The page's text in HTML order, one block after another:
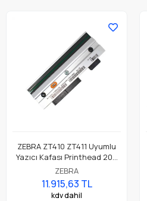
ZEBRA ZT410 ZT411 Uyumlu
Yazıcı Kafası Printhead 203
Dpi Parça No: P1058930-009
ZEBRA
11.915,63 TL
kdv dahil